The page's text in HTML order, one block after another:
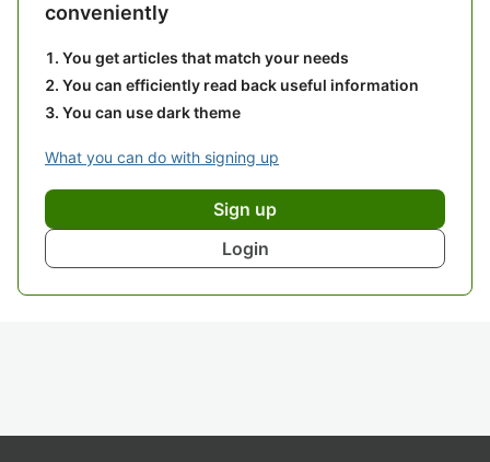
conveniently
You get articles that match your needs
You can efficiently read back useful information
You can use dark theme
What you can do with signing up
Sign up
Login